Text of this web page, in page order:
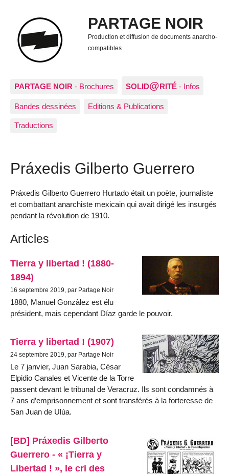
PARTAGE NOIR
Production et diffusion de documents anarcho-
compatibles
PARTAGE NOIR - Brochures SOLID@RITÉ - Infos
Bandes dessinées Editions & Publications
Traductions
Práxedis Gilberto Guerrero
Práxedis Gilberto Guerrero Hurtado était un poète, journaliste
et combattant anarchiste mexicain qui avait dirigé les insurgés
pendant la révolution de 1910.
Articles
Tierra y libertad ! (1880-
1894)
16 septembre 2019, par Partage Noir
1880, Manuel Gonzàlez est élu
président, mais cependant Díaz garde le pouvoir.
Tierra y libertad ! (1907)
24 septembre 2019, par Partage Noir
Le 7 janvier, Juan Sarabia, César
Elpidio Canales et Vicente de la Torre
passent devant le tribunal de Veracruz. Ils sont condamnés à
7 ans d’emprisonnement et sont transférés à la forteresse de
San Juan de Ulúa.
[BD] Práxedis Gilberto
Guerrero - « ¡Tierra y
Libertad ! », le cri des